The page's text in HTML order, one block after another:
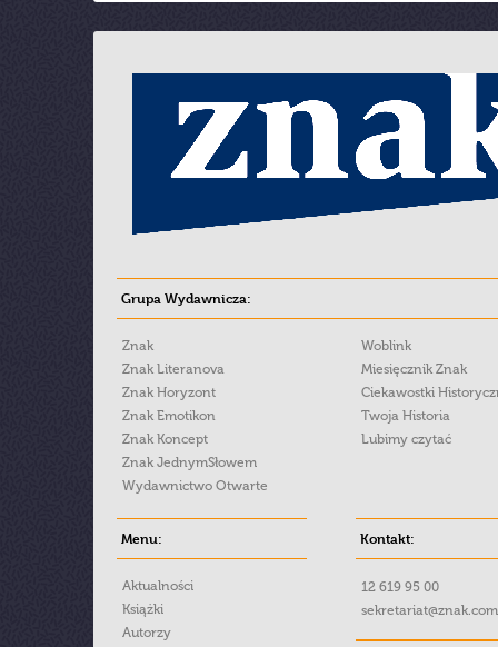
Grupa Wydawnicza:
Znak
Znak Literanova
Znak Horyzont
Znak Emotikon
Znak Koncept
Znak JednymSłowem
Wydawnictwo Otwarte
Woblink
Miesięcznik Znak
Ciekawostki
Twoja Historia
Lubimy czytać
Menu:
Aktualności
Książki
Autorzy
Kontakt:
12 619 95 00